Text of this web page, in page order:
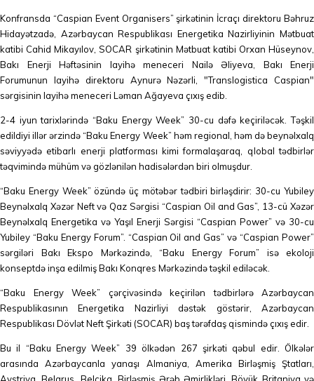
Konfransda “Caspian Event Organisers” şirkətinin İcraçı direktoru Bəhruz
Hidayətzadə, Azərbaycan Respublikası Energetika Nazirliyinin Mətbuat
katibi Cahid Mikayılov, SOCAR şirkətinin Mətbuat katibi Orxan Hüseynov,
Bakı Enerji Həftəsinin layihə meneceri Nailə Əliyeva, Bakı Enerji
Forumunun layihə direktoru Aynurə Nəzərli, "Translogistica Caspian"
sərgisinin layihə meneceri Ləman Ağayeva çıxış edib.
2-4 iyun tarixlərində “Baku Energy Week” 30-cu dəfə keçiriləcək. Təşkil
edildiyi illər ərzində “Baku Energy Week” həm regional, həm də beynəlxalq
səviyyədə etibarlı enerji platforması kimi formalaşaraq, qlobal tədbirlər
təqvimində mühüm və gözlənilən hadisələrdən biri olmuşdur.
“Baku Energy Week” özündə üç mötəbər tədbiri birləşdirir: 30-cu Yubiley
Beynəlxalq Xəzər Neft və Qaz Sərgisi “Caspian Oil and Gas”, 13-cü Xəzər
Beynəlxalq Energetika və Yaşıl Enerji Sərgisi “Caspian Power” və 30-cu
Yubiley “Baku Energy Forum”. “Caspian Oil and Gas” və “Caspian Power”
sərgiləri Bakı Ekspo Mərkəzində, “Baku Energy Forum” isə ekoloji
konseptdə inşa edilmiş Bakı Konqres Mərkəzində təşkil ediləcək.
“Baku Energy Week” çərçivəsində keçirilən tədbirlərə Azərbaycan
Respublikasının Energetika Nazirliyi dəstək göstərir, Azərbaycan
Respublikası Dövlət Neft Şirkəti (SOCAR) baş tərəfdaş qismində çıxış edir.
Bu il “Baku Energy Week” 39 ölkədən 267 şirkəti qəbul edir. Ölkələr
arasında Azərbaycanla yanaşı Almaniya, Amerika Birləşmiş Ştatları,